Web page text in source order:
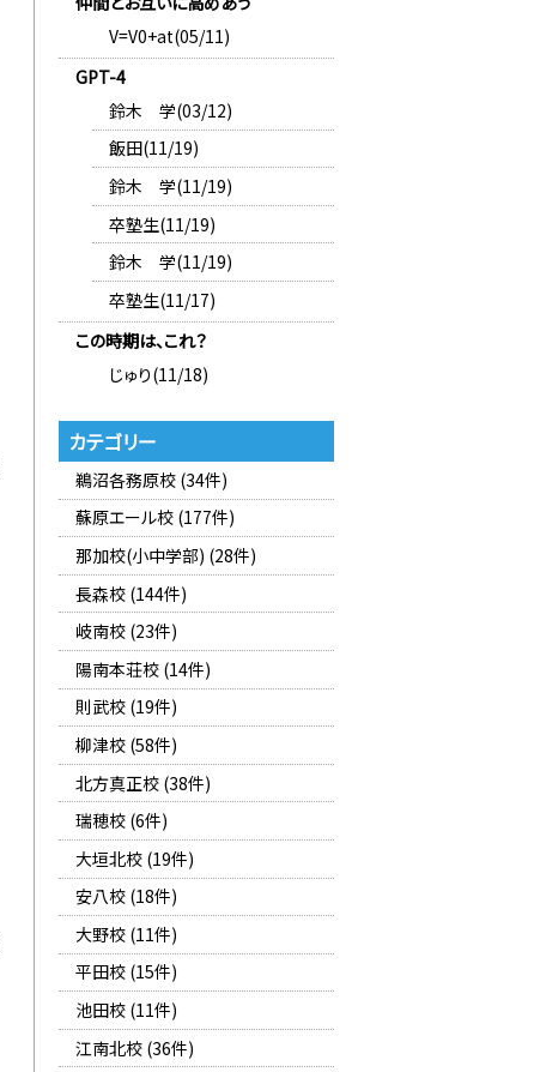
V=V0+at(05/11)
GPT-4
鈴木 学(03/12)
飯田(11/19)
鈴木 学(11/19)
卒塾生(11/19)
鈴木 学(11/19)
卒塾生(11/17)
この時期は、これ？
じゅり(11/18)
カテゴリー
鵜沼各務原校 (34件)
蘇原エール校 (177件)
那加校(小中学部) (28件)
長森校 (144件)
岐南校 (23件)
陽南本荘校 (14件)
則武校 (19件)
柳津校 (58件)
北方真正校 (38件)
瑞穂校 (6件)
大垣北校 (19件)
安八校 (18件)
大野校 (11件)
平田校 (15件)
池田校 (11件)
江南北校 (36件)